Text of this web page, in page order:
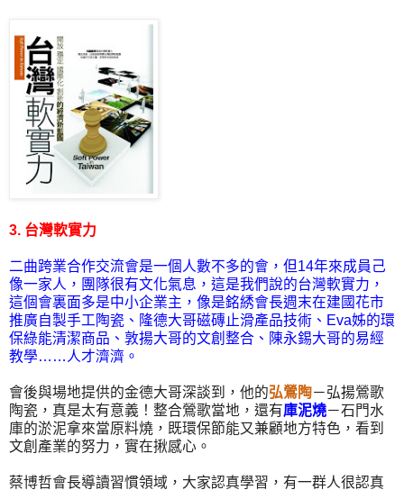
3. 台灣軟實力
二曲跨業合作交流會是一個人數不多的會，但14年來成員己
像一家人，團隊很有文化氣息，這是我們說的台灣軟實力，
這個會裏面多是中小企業主，像是銘綉會長週末在建國花市
推廣自製手工陶瓷、隆德大哥磁磚止滑產品技術、Eva姊的環
保綠能清潔商品、敦揚大哥的文創整合、陳永錫大哥的易經
教學……人才濟濟。
會後與場地提供的金德大哥深談到，他的弘鶯陶－弘揚鶯歌
陶瓷，真是太有意義！整合鶯歌當地，還有庫泥燒－石門水
庫的淤泥拿來當原料燒，既環保節能又兼顧地方特色，看到
文創產業的努力，實在揪感心。
蔡博哲會長導讀習慣領域，大家認真學習，有一群人很認真